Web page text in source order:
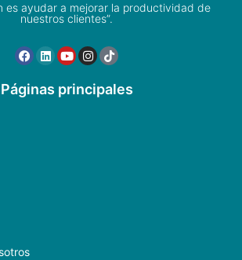
es ayudar a mejorar la productividad de
nuestros clientes”.
Páginas principales